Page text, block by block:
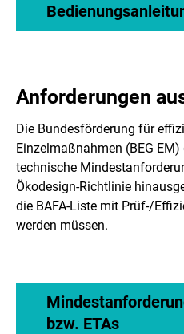
Anforderungen
Die Bundesförderung für
Einzelmaßnahmen (BEG
technische
Ökodesign-Richtlinie
die BAFA-Liste mit Prüf-/
werden müssen.
bzw. ETAs